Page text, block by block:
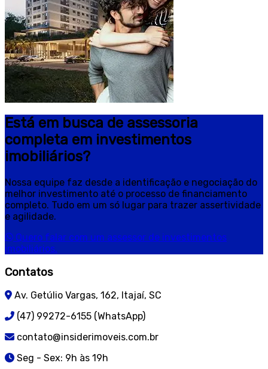
Está em busca de assessoria
completa em investimentos
imobiliários?
Nossa equipe faz desde a identificação e negociação do
melhor investimento até o processo de financiamento
completo. Tudo em um só lugar para trazer assertividade
e agilidade.
Quero falar com um assessor de investimentos
imobiliários.
Contatos
Av. Getúlio Vargas, 162, Itajaí, SC
(47) 99272-6155 (WhatsApp)
contato@insiderimoveis.com.br
Seg - Sex: 9h às 19h